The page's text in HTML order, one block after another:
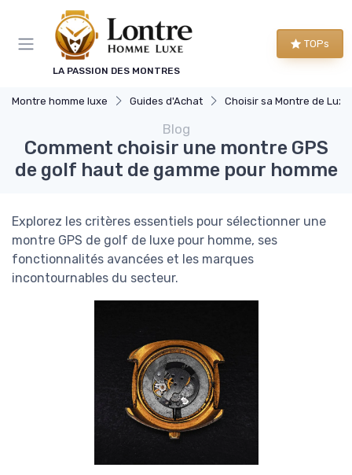
LA PASSION DES MONTRES
TOPs
Montre homme luxe Guides d'Achat Choisir sa Montre de Luxe
Blog
Comment choisir une montre GPS
de golf haut de gamme pour homme
Explorez les critères essentiels pour sélectionner une
montre GPS de golf de luxe pour homme, ses
fonctionnalités avancées et les marques
incontournables du secteur.
Panneau de gestion des cookies